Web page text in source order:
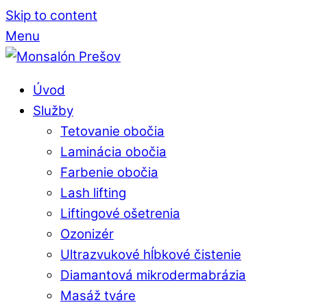
Skip to content
Menu
Úvod
Služby
Tetovanie obočia
Laminácia obočia
Farbenie obočia
Lash lifting
Liftingové ošetrenia
Ozonizér
Ultrazvukové hĺbkové čistenie
Diamantová mikrodermabrázia
Masáž tváre